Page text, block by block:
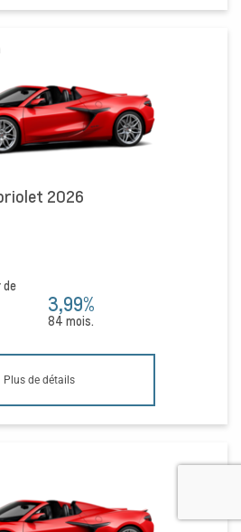
2026
de
3,99%
84 mois.
Plus de détails